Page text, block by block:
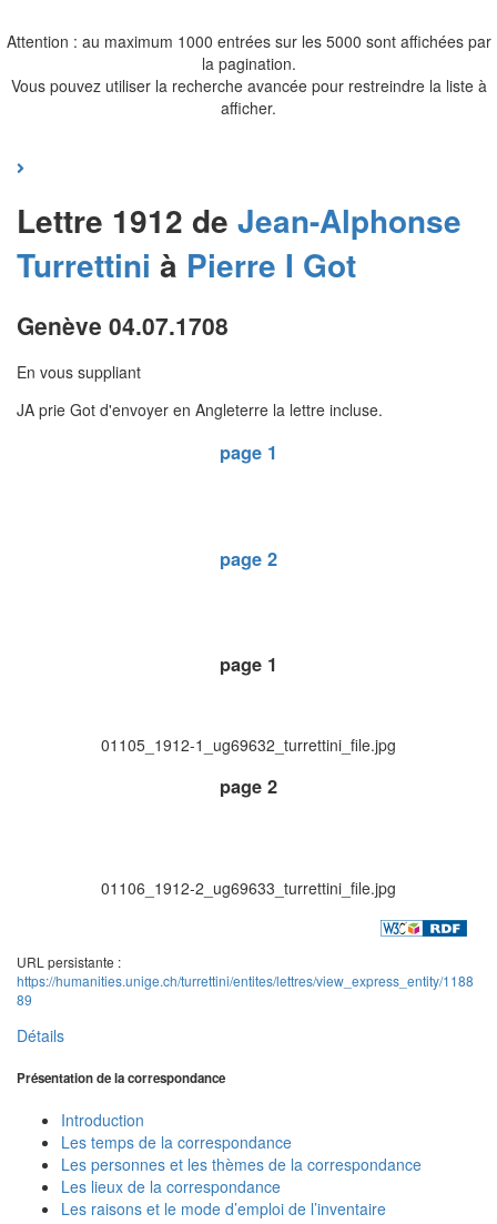
Attention : au maximum 1000 entrées sur les 5000 sont affichées par
la pagination.
Vous pouvez utiliser la recherche avancée pour restreindre la liste à
afficher.
Lettre 1912 de Jean-Alphonse
Turrettini à Pierre I Got
Genève 04.07.1708
En vous suppliant
JA prie Got d'envoyer en Angleterre la lettre incluse.
page 1
page 2
page 1
01105_1912-1_ug69632_turrettini_file.jpg
page 2
01106_1912-2_ug69633_turrettini_file.jpg
URL persistante :
https://humanities.unige.ch/turrettini/entites/lettres/view_express_entity/1188
89
Détails
Présentation de la correspondance
Introduction
Les temps de la correspondance
Les personnes et les thèmes de la correspondance
Les lieux de la correspondance
Les raisons et le mode d’emploi de l’inventaire